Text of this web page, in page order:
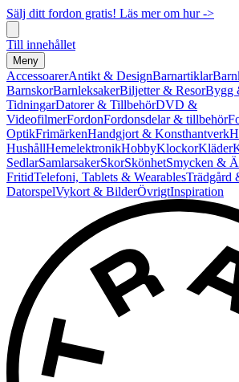
Sälj ditt fordon gratis! Läs mer om hur ->
Till innehållet
Meny
AccessoarerAntikt & DesignBarnartiklar
BarnskorBarnleksakerBiljetter & ResorBygg
TidningarDatorer & TillbehörDVD &
VideofilmerFordonFordonsdelar & tillbehör
OptikFrimärkenHandgjort & Konsthantverk
HushållHemelektronikHobbyKlockorKläder
SedlarSamlarsakerSkorSkönhetSmycken &
FritidTelefoni, Tablets & WearablesTrädgård
DatorspelVykort & BilderÖvrigtInspiration